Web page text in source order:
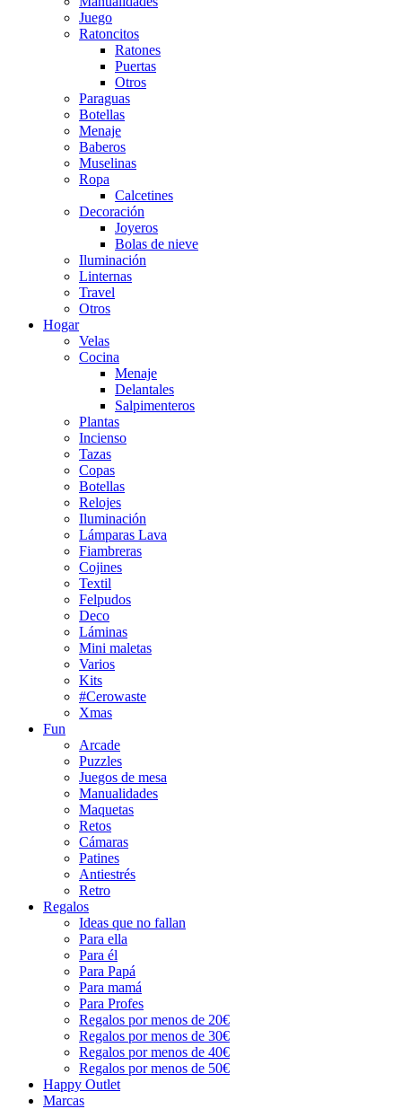
Juego
Ratoncitos
Ratones
Puertas
Otros
Paraguas
Botellas
Menaje
Baberos
Muselinas
Ropa
Calcetines
Decoración
Joyeros
Bolas de nieve
Iluminación
Linternas
Travel
Otros
Hogar
Velas
Cocina
Menaje
Delantales
Salpimenteros
Plantas
Incienso
Tazas
Copas
Botellas
Relojes
Iluminación
Lámparas Lava
Fiambreras
Cojines
Textil
Felpudos
Deco
Láminas
Mini maletas
Varios
Kits
#Cerowaste
Xmas
Fun
Arcade
Puzzles
Juegos de mesa
Manualidades
Maquetas
Retos
Cámaras
Patines
Antiestrés
Retro
Regalos
Ideas que no fallan
Para ella
Para él
Para Papá
Para mamá
Para Profes
Regalos por menos de 20€
Regalos por menos de 30€
Regalos por menos de 40€
Regalos por menos de 50€
Happy Outlet
Marcas